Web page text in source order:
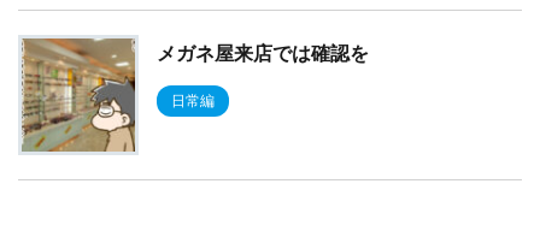
メガネ屋来店では確認を
日常編